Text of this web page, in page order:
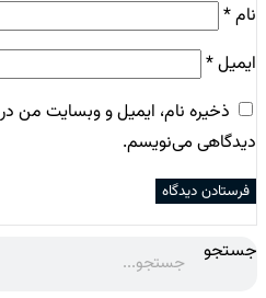
نام*
ایمیل*
ذخیره نام، ایمیل و وبسایت من در
دیدگاهی می‌نویسم.
جستجو